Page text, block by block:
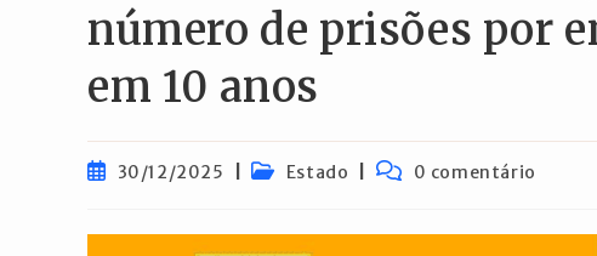
número de prisões por
em 10 anos
Post30/12/2025
Categoria
Estado
Comentários
0 comentário